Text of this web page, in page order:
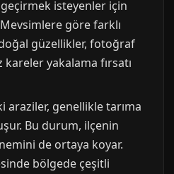
isteyenler için
göre farklı
güzellikler, fotoğraf
yakalama fırsatı
araziler, genellikle tarıma
Bu durum, ilçenin
de ortaya koyar.
bölgede çeşitli